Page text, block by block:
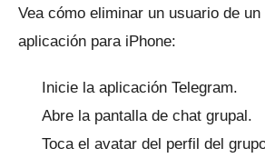
Vea cómo eliminar un usuario de un
aplicación para iPhone:
Inicie la aplicación Telegram.
Abre la pantalla de chat grupal.
Toca el avatar del perfil del